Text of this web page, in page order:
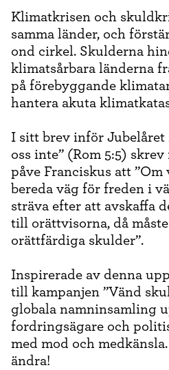
Klimatkrisen och
samma länder, och
ond cirkel. Skulderna
klimatsårbara länderna
på förebyggande
hantera akuta
I sitt brev inför Jubelåret
oss inte” (Rom 5:5)
påve Franciskus att
bereda väg för freden i
sträva efter att avskaffa
till orättvisorna, då
orättfärdiga skulder”.
Inspirerade av denna
till kampanjen ”Vänd
globala namninsamling
fordringsägare och
med mod och
ändra!